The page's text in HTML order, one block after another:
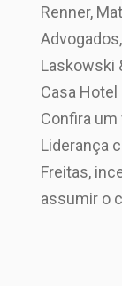
Renner,
Laskowski
Casa Hotel
Confira um
Liderança
Freitas,
assumir o